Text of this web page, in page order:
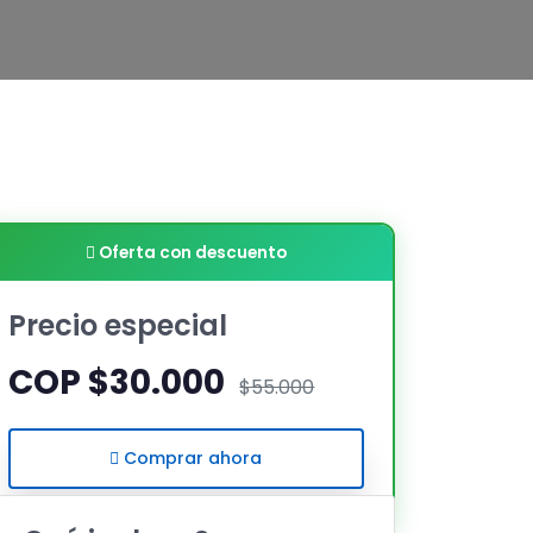
Oferta con descuento
Precio especial
COP $30.000 $55.000
Comprar ahora